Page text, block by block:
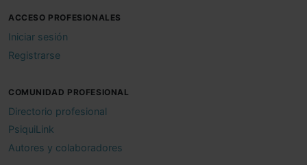
ACCESO PROFESIONALES
Iniciar sesión
Registrarse
COMUNIDAD PROFESIONAL
Directorio profesional
PsiquiLink
Autores y colaboradores